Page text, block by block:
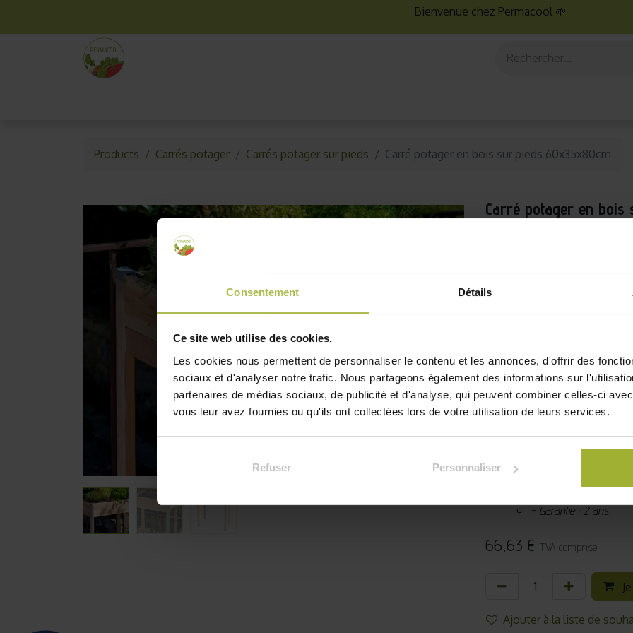
Consentement Détails
Ce site web utilise des cookies.
Les cookies nous permettent de personnaliser le contenu et les annonces, d'offrir des
sociaux et d'analyser notre trafic. Nous partageons également des informations sur
partenaires de médias sociaux, de publicité et d'analyse, qui peuvent combiner celles-ci
vous leur avez fournies ou qu'ils ont collectées lors de votre utilisation de leurs services.
Refuser Personnaliser
Bienvenue chez Permacool 🌱
Products Carrés potager Carrés potager sur pieds Carré potager en bois sur pieds 60x35x80cm
Carré potager en bois
Ce produit est livré en
Envie de verdure sur
jardinière sur pieds 100
est idéale pour cultiver
planter des fleurs dans
Facile d’entretien, et à
100 % made in france,
Rhône-Alpes.
potager.Description
- Garantie : 2 ans
66,63 € TVA comprise
Ajouter à la liste de